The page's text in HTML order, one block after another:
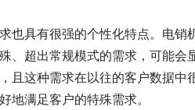
也具有很强的个性化特点。电
、超出常规模式的需求，可能
且这种需求在以往的客户数据
地满足客户的特殊需求。